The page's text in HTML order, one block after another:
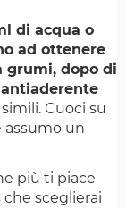
di acqua o
ad ottenere
grumi, dopo di
Cuoci su
un
più ti piace
sceglierai